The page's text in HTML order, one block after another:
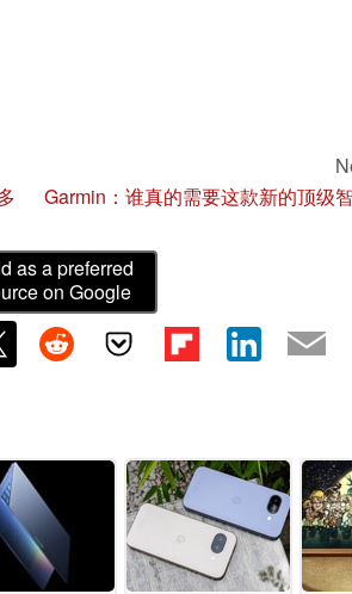
Garmin：谁真的需要这款新的顶级
as a preferred
on Google